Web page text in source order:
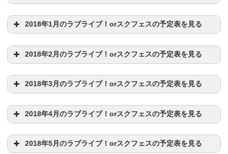
ト開始
・23:59 UNBALANCE LOVEのMASTER配信終了
・Someday of my lifeのMASTER配信(8月5日まで配信
・夢なき夢は夢じゃないMASTER配信開始
津島善子(13日) 矢澤にこ(22日)
キャスト
南條愛乃(12日) 内田彩(23日)
優木 せつ菜 (8日)
キャスト
南ことり(12日) 桜内梨子(19日) 黒澤ルビィ(21日)
キャスト
星空凛(1日) 天王寺 璃奈(13日)
キャスト
諏訪ななか(2日)
イベント内容
近江彼方(22日)
キャスト
2018年1月のラブライブ！orスクフェスの予定表を見る
黒澤ダイヤ(1日) 小泉花陽(17日) 中須かすみ(23日)
キャスト
久保田未夢(31日)
2018年2月のラブライブ！orスクフェスの予定表を見る
エマ(5日) 松浦果南(10日)
キャスト
2018年3月のラブライブ！orスクフェスの予定表を見る
2018年4月のラブライブ！orスクフェスの予定表を見る
2018年5月のラブライブ！orスクフェスの予定表を見る